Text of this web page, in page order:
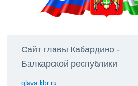
Сайт главы Кабардино -
Балкарской республики
glava.kbr.ru